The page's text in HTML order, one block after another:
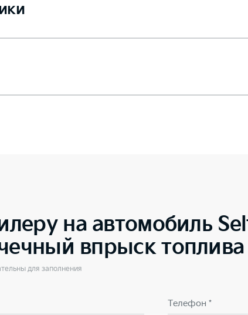
на автомобиль
впрыск топлива
для заполнения
Телефон *